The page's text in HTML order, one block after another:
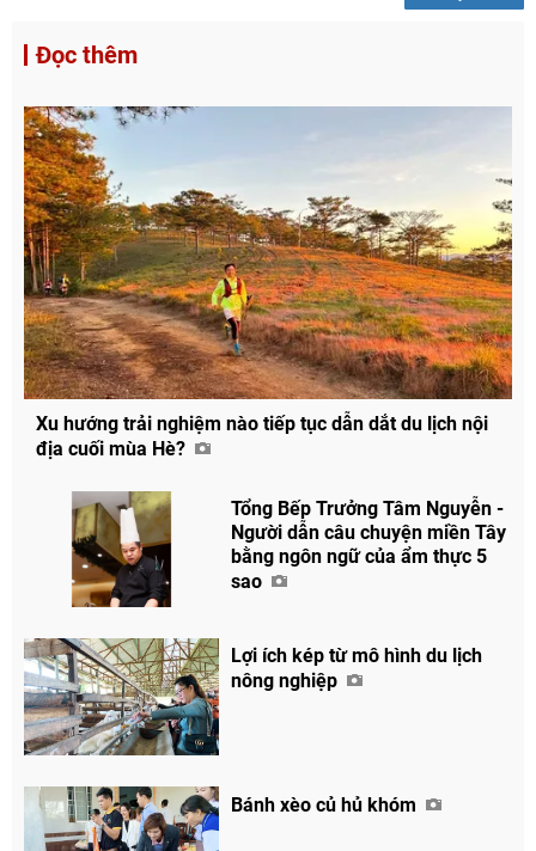
Đọc thêm
Xu hướng trải nghiệm nào tiếp tục dẫn dắt du lịch nội
địa cuối mùa Hè?
Tổng Bếp Trưởng Tâm Nguyễn -
Người dẫn câu chuyện miền Tây
bằng ngôn ngữ của ẩm thực 5
sao
Lợi ích kép từ mô hình du lịch
nông nghiệp
Bánh xèo củ hủ khóm